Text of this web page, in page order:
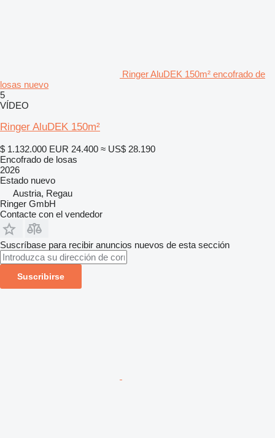
Ringer AluDEK 150m² encofrado de
losas nuevo
5
VÍDEO
Ringer AluDEK 150m²
$ 1.132.000 EUR 24.400 ≈ US$ 28.190
Encofrado de losas
2026
Estado nuevo
Austria, Regau
Ringer GmbH
Contacte con el vendedor
Suscríbase para recibir anuncios nuevos de esta sección
Suscribirse